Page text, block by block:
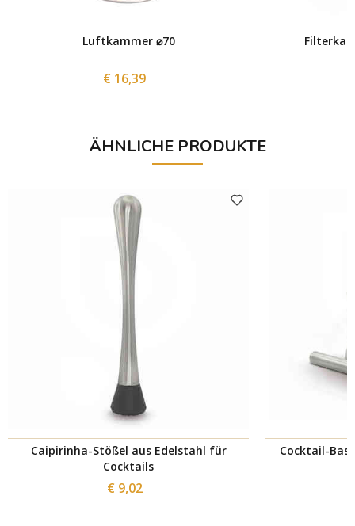
Luftkammer ⌀70
€ 16,39
ÄHNLICHE PRODUKTE
Caipirinha-Stößel aus Edelstahl für
Cocktails
€ 9,02
Cocktail-